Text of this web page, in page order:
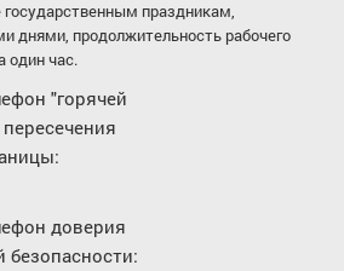
праздникам,
днями, продолжительность рабочего
один час.
"горячей
доверия
безопасности: